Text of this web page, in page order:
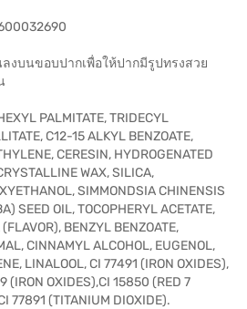
งบนขอบปากเพื่อให้ปากมีรูปทรงสวย
PALMITATE, TRIDECYL
C12-15 ALKYL BENZOATE,
CERESIN, HYDROGENATED
WAX, SILICA,
SIMMONDSIA CHINENSIS
SEED OIL, TOCOPHERYL ACETATE,
BENZYL BENZOATE,
CINNAMYL ALCOHOL, EUGENOL,
LINALOOL, CI 77491 (IRON OXIDES),
(IRON OXIDES),CI 15850 (RED 7
77891 (TITANIUM DIOXIDE).